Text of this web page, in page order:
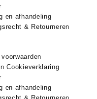
en afhandeling
& Retourneren
Cookieverklaring
en afhandeling